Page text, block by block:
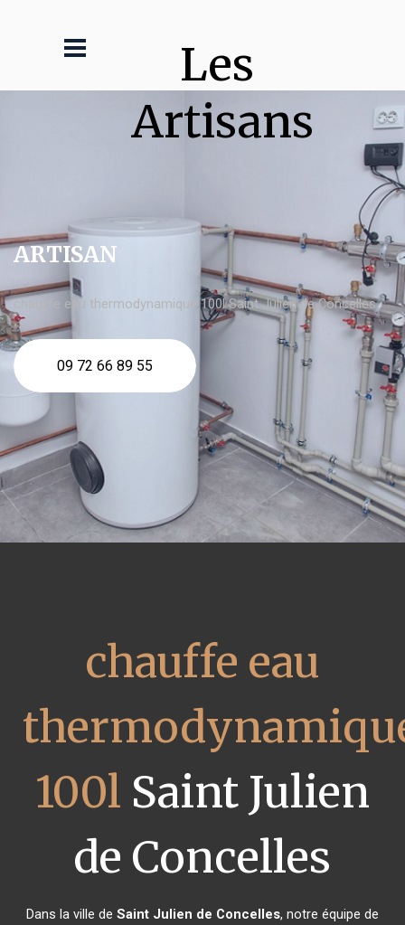
Les
Artisans
ARTISAN
chauffe eau thermodynamique 100l Saint Julien de Concelles
09 72 66 89 55
chauffe eau
100l Saint Julien
de Concelles
Dans la ville de Saint Julien de Concelles, notre équipe de